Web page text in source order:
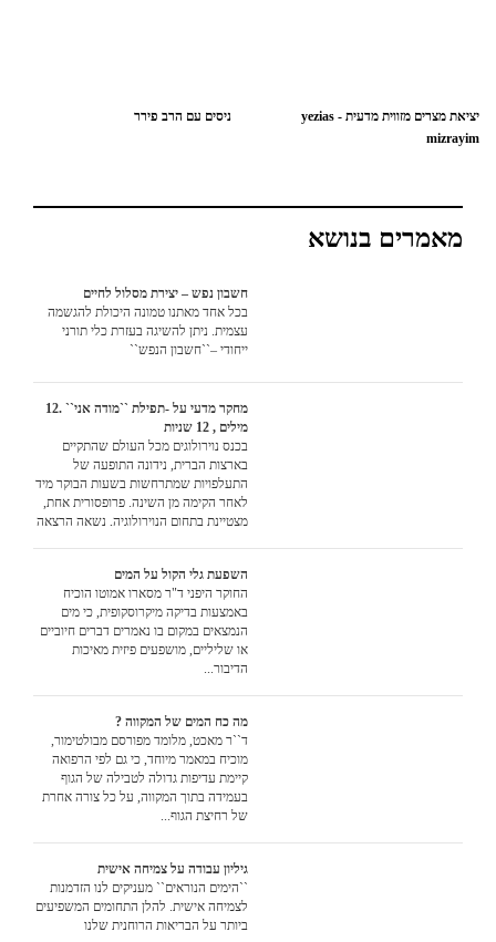
יציאת מצרים מזווית מדעית - yezias
mizrayim
ניסים עם הרב פירר
מאמרים בנושא
חשבון נפש – יצירת מסלול לחיים
בכל אחד מאתנו טמונה היכולת להגשמה
עצמית. ניתן להשיגה בעזרת כלי תורני
ייחודי –``חשבון הנפש``
מחקר מדעי על -תפילת ``מודה אני`` .12
מילים , 12 שניות
בכנס נוירולוגים מכל העולם שהתקיים
בארצות הברית, נידונה התופעה של
התעלפויות שמתרחשות בשעות הבוקר מיד
לאחר הקימה מן השינה. פרופסורית אחת,
מצטיינת בתחום הנוירולוגיה, נשאה הרצאה
השפעת גלי הקול על המים
החוקר היפני ד"ר מסארו אמוטו הוכיח
באמצעות בדיקה מיקרוסקופית, כי מים
הנמצאים במקום בו נאמרים דברים חיוביים
או שליליים, מושפעים פיזית מאיכות
הדיבור...
מה כח המים של המקווה ?
ד``ר מאכט, מלומד מפורסם מבולטימור,
מוכיח במאמר מיוחד, כי גם לפי הרפואה
קיימת עדיפות גדולה לטבילה של הגוף
בעמידה בתוך המקווה, על כל צורה אחרת
של רחיצת הגוף...
גיליון עבודה על צמיחה אישית
``הימים הנוראים`` מעניקים לנו הזדמנות
לצמיחה אישית. להלן התחומים המשפיעים
ביותר על הבריאות הרוחנית שלנו